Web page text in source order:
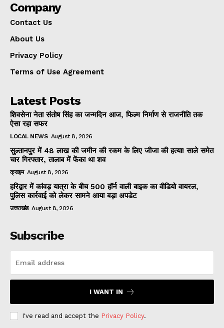
Company
Contact Us
About Us
Privacy Policy
Terms of Use Agreement
Latest Posts
शिवसेना नेता संतोष सिंह का जन्मदिन आज, फिल्म निर्माण से राजनीति तक
ऐसा रहा सफर
LOCAL NEWS August 8, 2026
सुल्तानपुर में 48 लाख की जमीन की रकम के लिए जीजा की हत्या! साले समेत
चार गिरफ्तार, तालाब में फेंका था शव
क्राइम August 8, 2026
हरिद्वार में कांवड़ यात्रा के बीच 500 हॉर्न वाली बाइक का वीडियो वायरल,
पुलिस कार्रवाई को लेकर सामने आया बड़ा अपडेट
उत्तराखंड August 8, 2026
Subscribe
I WANT IN
I've read and accept the Privacy Policy.